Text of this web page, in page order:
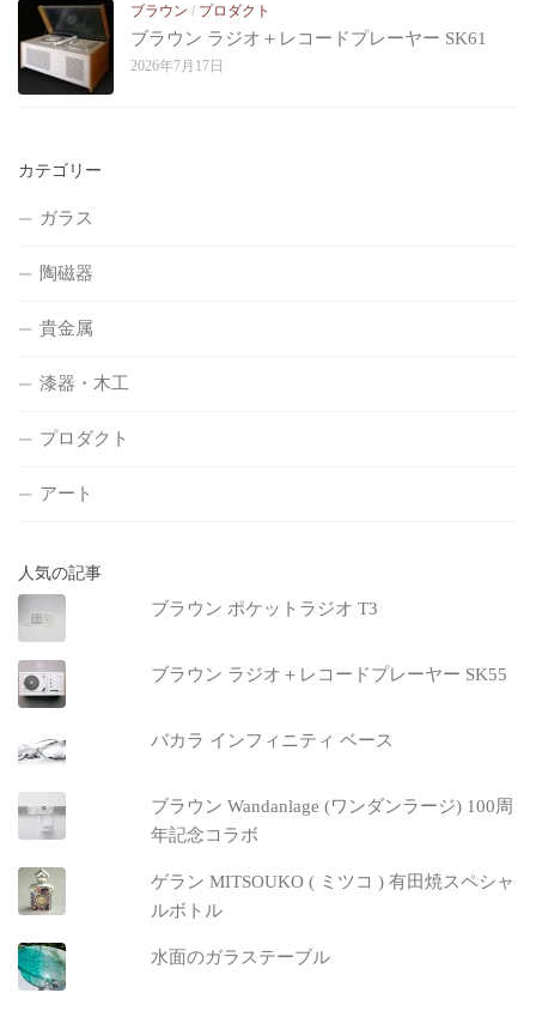
ブラウン / プロダクト
ブラウン ラジオ＋レコードプレーヤー SK61
2026年7月17日
カテゴリー
ガラス
陶磁器
貴金属
漆器・木工
プロダクト
アート
人気の記事
ブラウン ポケットラジオ T3
ブラウン ラジオ＋レコードプレーヤー SK55
バカラ インフィニティ ベース
ブラウン Wandanlage (ワンダンラージ) 100周
年記念コラボ
ゲラン MITSOUKO ( ミツコ ) 有田焼スペシャ
ルボトル
水面のガラステーブル